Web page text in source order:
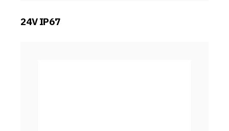
24V IP67